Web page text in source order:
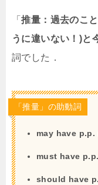
「推量：過去のこ
うに違いない！)と
詞でした．
「推量」の助動詞
may have p.p.
must have
should have